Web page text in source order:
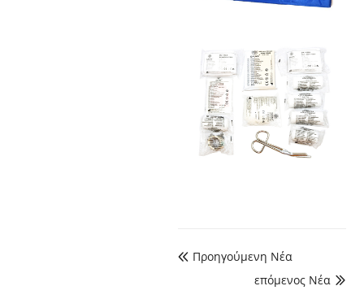
 Προηγούμενη Νέα

επόμενος Νέα